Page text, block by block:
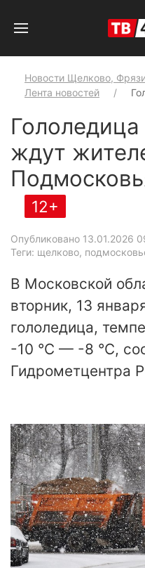
Новости Щелково,
Лента новостей
ждут
12+
Опубликовано 13.01.2026
Теги: щелково,
В Московской
вторник, 13
гололедица,
-10 °C — -8 °C,
Гидрометцентра